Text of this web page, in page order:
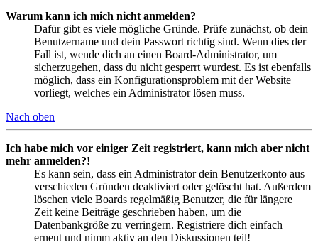
Warum kann ich mich nicht anmelden?
Dafür gibt es viele mögliche Gründe. Prüfe zunächst, ob dein
Benutzername und dein Passwort richtig sind. Wenn dies der
Fall ist, wende dich an einen Board-Administrator, um
sicherzugehen, dass du nicht gesperrt wurdest. Es ist ebenfalls
möglich, dass ein Konfigurationsproblem mit der Website
vorliegt, welches ein Administrator lösen muss.
Nach oben
Ich habe mich vor einiger Zeit registriert, kann mich aber nicht
mehr anmelden?!
Es kann sein, dass ein Administrator dein Benutzerkonto aus
verschieden Gründen deaktiviert oder gelöscht hat. Außerdem
löschen viele Boards regelmäßig Benutzer, die für längere
Zeit keine Beiträge geschrieben haben, um die
Datenbankgröße zu verringern. Registriere dich einfach
erneut und nimm aktiv an den Diskussionen teil!